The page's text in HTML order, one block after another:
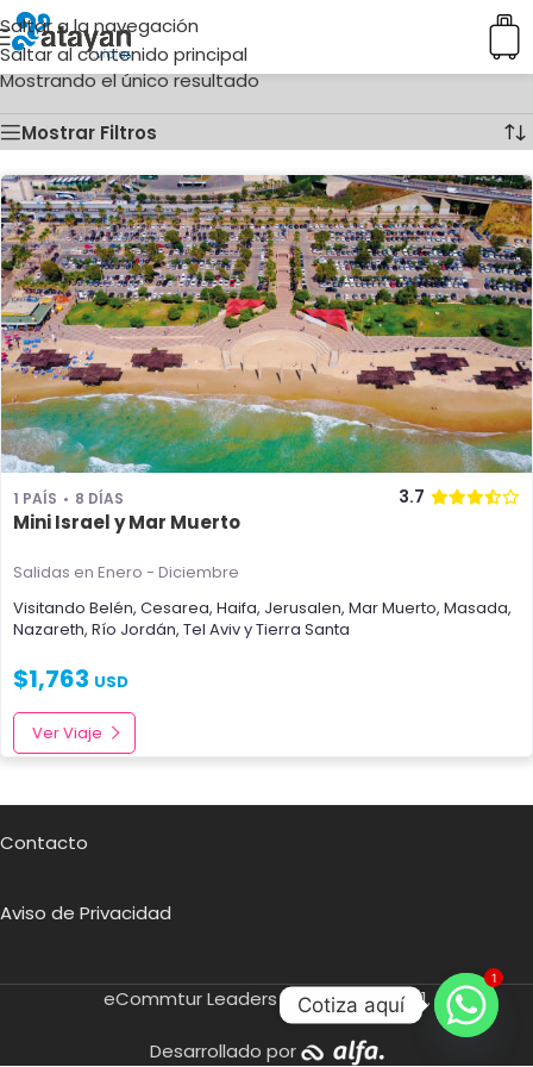
Saltar a la navegación
Saltar al contenido principal
Inicio/Ciudades del producto
Mostrando el único resultado
Mostrar Filtros
1 PAÍS 8 DÍAS 3.7
Mini Israel y Mar Muerto
Salidas en Enero - Diciembre
Visitando Belén, Cesarea, Haifa, Jerusalen, Mar Muerto, Masada,
Nazareth, Río Jordán, Tel AvivyTierra Santa
$1,763 USD
Ver Viaje
Contacto
Aviso de Privacidad
eCommtur Leaders SA de CV 2021.
Desarrollado por
1
Cotiza aquí